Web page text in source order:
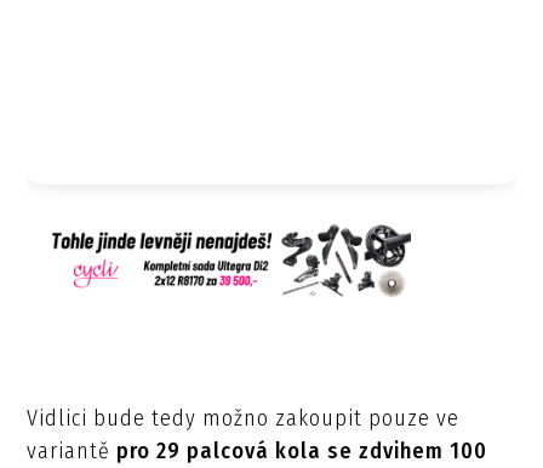
Vidlici bude tedy možno zakoupit pouze ve
variantě pro 29 palcová kola se zdvihem 100